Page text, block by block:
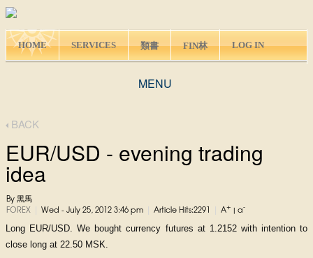
HOME SERVICES 類書 FIN林 LOG IN
MENU
BACK
EUR/USD - evening trading
idea
By 黑馬
FOREX
Wed - July 25, 2012 3:46 pm Article Hits:2291 A+ a-
Long EUR/USD. We bought currency futures at 1.2152 with intention to
close long at 22.50 MSK.